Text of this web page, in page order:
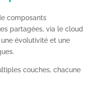
composants
partagées, via le cloud
évolutivité et une
couches, chacune